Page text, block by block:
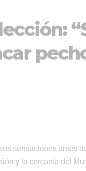
sensaciones antes
y la cercanía del